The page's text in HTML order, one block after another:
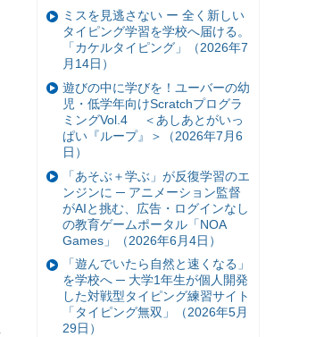
ミスを見逃さない ー 全く新しい
タイピング学習を学校へ届ける。
「カケルタイピング」（2026年7
月14日）
遊びの中に学びを！ユーバーの幼
児・低学年向けScratchプログラ
ミングVol.4 ＜あしあとがいっ
ぱい『ループ』＞（2026年7月6
日）
「あそぶ＋学ぶ」が反復学習のエ
ンジンに ─ アニメーション監督
がAIと挑む、広告・ログインなし
の教育ゲームポータル「NOA
Games」（2026年6月4日）
「遊んでいたら自然と速くなる」
を学校へ ─ 大学1年生が個人開発
した対戦型タイピング練習サイト
「タイピング無双」（2026年5月
29日）